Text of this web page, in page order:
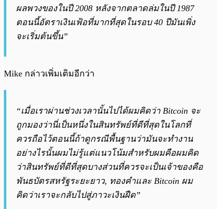
ผลพวงของในปี 2008 หลังจากตลาดล่มในปี 1987
ตอนนี้อัตราเงินเฟ้อที่มากที่สุดในรอบ 40 ปีมันเพิ่ง
จะเริ่มต้นขึ้น”
Mike กล่าวเพิ่มเติมอีกว่า
“เมื่อเราผ่านช่วงเวลานั้นไปได้ผมคิดว่า Bitcoin จะ
ถูกมองว่านี่เป็นหนึ่งในสินทรัพย์ที่ดีที่สุดในโลกที่
ควรถือไว้ตอนนี้ถ้าดูกรณีพื้นฐานว่ามันจะทำงาน
อย่างไรนั้นผมไม่รู้แต่แนวโน้มสำหรับผมคือผมคิด
ว่าสินทรัพย์ที่ดีที่สุดบางส่วนที่ควรจะเป็นเจ้าของคือ
พันธบัตรสหรัฐระยะยาว, ทองคำและ Bitcoin ผม
คิดว่าเราจะกลับไปสู่ภาวะเงินฝืด”